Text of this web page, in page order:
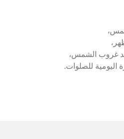
غروب الشمس،
اليومية للصلوات.